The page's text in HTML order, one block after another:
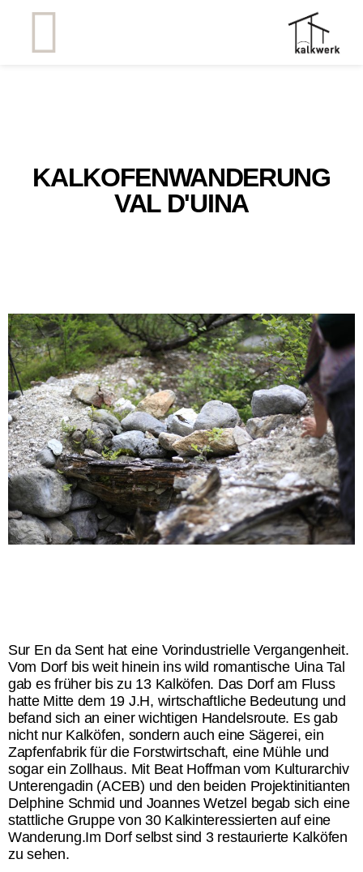
KALKOFENWANDERUNG
VAL D'UINA
Sur En da Sent hat eine Vorindustrielle Vergangenheit.
Vom Dorf bis weit hinein ins wild romantische Uina Tal
gab es früher bis zu 13 Kalköfen. Das Dorf am Fluss
hatte Mitte dem 19 J.H, wirtschaftliche Bedeutung und
befand sich an einer wichtigen Handelsroute. Es gab
nicht nur Kalköfen, sondern auch eine Sägerei, ein
Zapfenfabrik für die Forstwirtschaft, eine Mühle und
sogar ein Zollhaus. Mit Beat Hoffman vom Kulturarchiv
Unterengadin (ACEB) und den beiden Projektinitianten
Delphine Schmid und Joannes Wetzel begab sich eine
stattliche Gruppe von 30 Kalkinteressierten auf eine
Wanderung.Im Dorf selbst sind 3 restaurierte Kalköfen
zu sehen.